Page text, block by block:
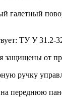
галетный
ТУ У
защищены от
ручку
переднюю